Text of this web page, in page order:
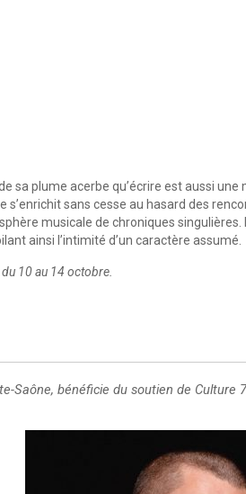
sa plume acerbe qu’écrire est aussi une
s’enrichit sans cesse au hasard des
musicale de chroniques singulières.
ainsi l’intimité d’un caractère assumé.
10 au 14 octobre.
Saône, bénéficie du soutien de Culture